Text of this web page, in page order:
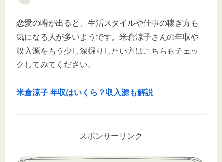
恋愛の噂が出ると、生活スタイルや仕事の稼ぎ方も
気になる人が多いようです。米倉涼子さんの年収や
収入源をもう少し深掘りしたい方はこちらもチェッ
クしてみてください。
米倉涼子 年収はいくら？収入源も解説
スポンサーリンク